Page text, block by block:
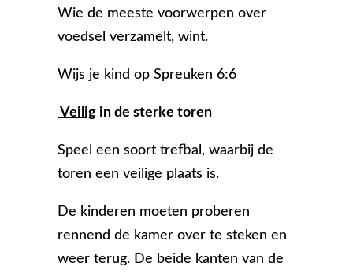
Wie de meeste voorwerpen over
voedsel verzamelt, wint.
Wijs je kind op Spreuken 6:6
Veilig in de sterke toren
Speel een soort trefbal, waarbij de
toren een veilige plaats is.
De kinderen moeten proberen
rennend de kamer over te steken en
weer terug. De beide kanten van de